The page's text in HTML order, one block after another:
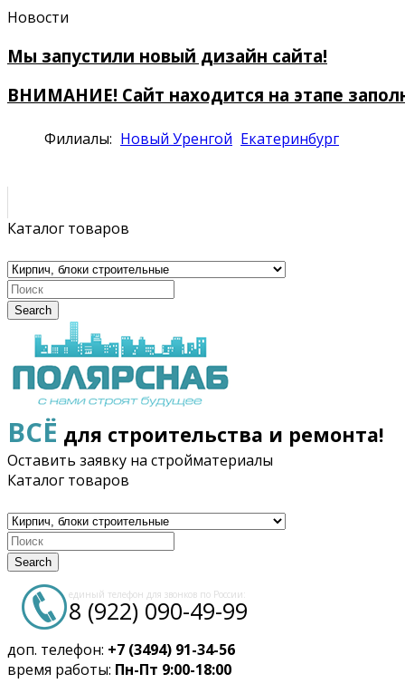
Новости
Мы запустили новый дизайн сайта!
ВНИМАНИЕ! Сайт находится на этапе
Филиалы: Новый Уренгой Екатеринбург
Каталог товаров
Search
ВСЁ для строительства и ремонта!
Оставить заявку на стройматериалы
Каталог товаров
Search
единый телефон для звонков по России:
8 (922) 090-49-99
доп. телефон: +7 (3494) 91-34-56
время работы: Пн-Пт 9:00-18:00